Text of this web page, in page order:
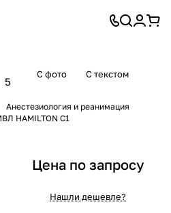
5
С фото С текстом
Анестезиология и реанимация
HAMILTON C1
Цена по запросу
Нашли дешевле?